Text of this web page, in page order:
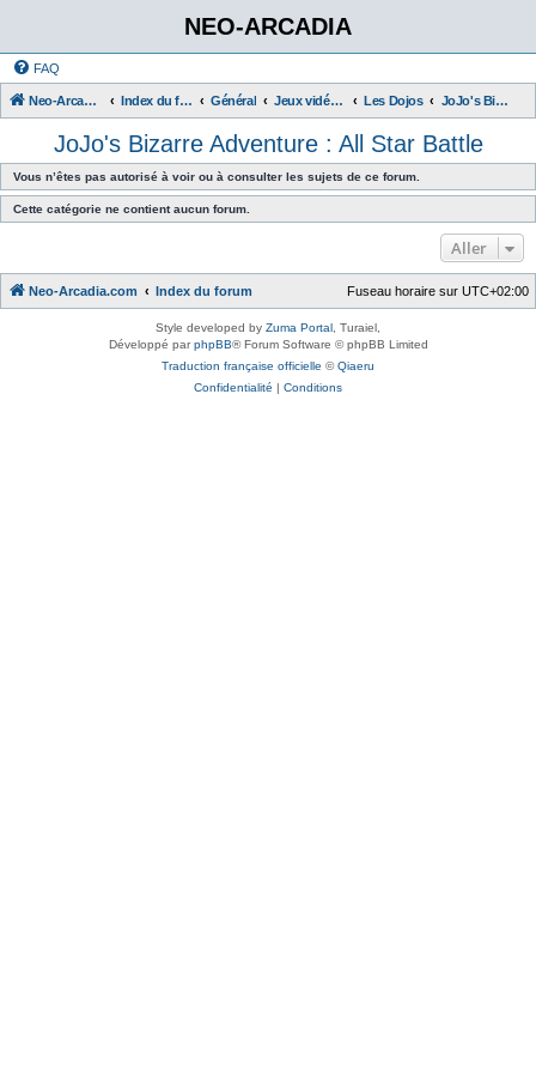
NEO-ARCADIA
FAQ
Neo-Arcadia.com Index du forum Général Jeux vidéo d'arcade Les Dojos JoJo's Bizarre Adventure : All Star Battle
JoJo's Bizarre Adventure : All Star Battle
Vous n’êtes pas autorisé à voir ou à consulter les sujets de ce forum.
Cette catégorie ne contient aucun forum.
Aller
Neo-Arcadia.com Index du forum Fuseau horaire sur UTC+02:00
Style developed by Zuma Portal , Turaiel,
Développé parphpBB® Forum Software © phpBB Limited
Traduction française officielle ©Qiaeru
Confidentialité | Conditions